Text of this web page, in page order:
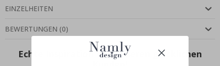
EINZELHEITEN
BEWERTUNGEN (0)
Echte Inspiration von unseren glücklichen